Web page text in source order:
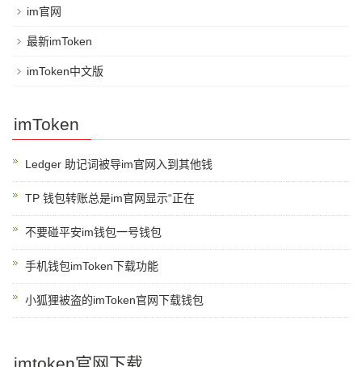
im官网
最新imToken
imToken中文版
imToken
Ledger 助记词被导im官网入到其他钱
TP 钱包转账总是im官网显示“正在
不要碰平安im钱包一号钱包
手机钱包imToken下载功能
小狐狸被盗的imToken官网下载钱包